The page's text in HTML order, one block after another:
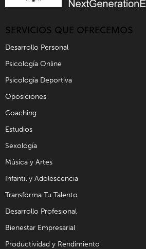
SERVICIOS QUE OFRECEMOS
Desarrollo Personal
Psicología Online
Psicología Deportiva
Oposiciones
Coaching
Estudios
Sexología
Música y Artes
Infantil y Adolescencia
Transforma Tu Talento
Desarrollo Profesional
Bienestar Empresarial
Productividad y Rendimiento